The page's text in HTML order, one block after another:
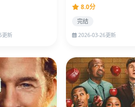
新
8.0分
完结
2026-03-26更新